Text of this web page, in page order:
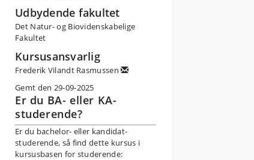
Udbydende fakultet
Det Natur- og Biovidenskabelige
Fakultet
Kursusansvarlig
Frederik Vilandt Rasmussen
Gemt den 29-09-2025
Er du BA- eller KA-
studerende?
Er du bachelor- eller kandidat-
studerende, så find dette kursus i
kursusbasen for studerende: